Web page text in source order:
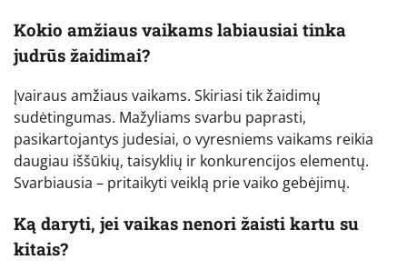
Kokio amžiaus vaikams labiausiai tinka
judrūs žaidimai?
Įvairaus amžiaus vaikams. Skiriasi tik žaidimų
sudėtingumas. Mažyliams svarbu paprasti,
pasikartojantys judesiai, o vyresniems vaikams reikia
daugiau iššūkių, taisyklių ir konkurencijos elementų.
Svarbiausia – pritaikyti veiklą prie vaiko gebėjimų.
Ką daryti, jei vaikas nenori žaisti kartu su
kitais?